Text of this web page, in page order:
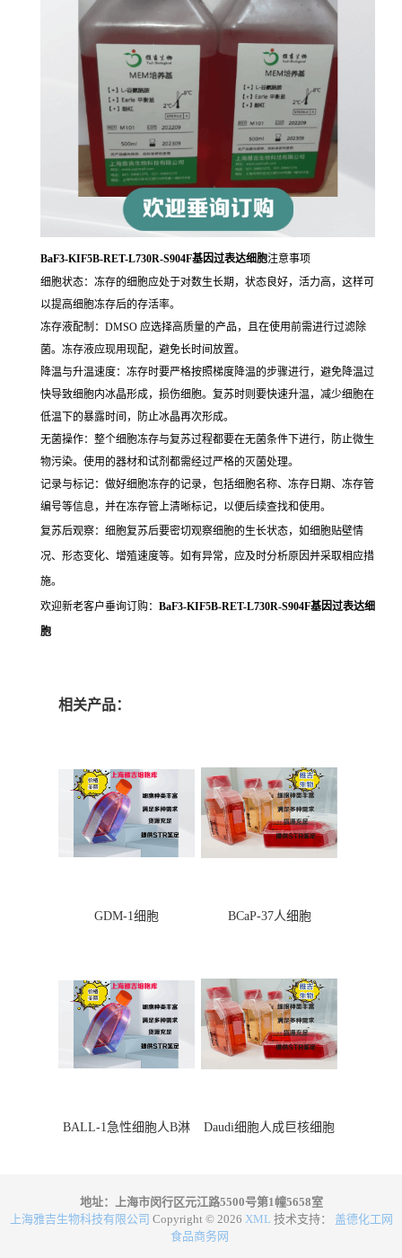
BaF3-KIF5B-RET-L730R-S904F基因过表达细胞注意事项
细胞状态：冻存的细胞应处于对数生长期，状态良好，活力高，这样可
以提高细胞冻存后的存活率。
冻存液配制：DMSO 应选择高质量的产品，且在使用前需进行过滤除
菌。冻存液应现用现配，避免长时间放置。
降温与升温速度：冻存时要严格按照梯度降温的步骤进行，避免降温过
快导致细胞内冰晶形成，损伤细胞。复苏时则要快速升温，减少细胞在
低温下的暴露时间，防止冰晶再次形成。
无菌操作：整个细胞冻存与复苏过程都要在无菌条件下进行，防止微生
物污染。使用的器材和试剂都需经过严格的灭菌处理。
记录与标记：做好细胞冻存的记录，包括细胞名称、冻存日期、冻存管
编号等信息，并在冻存管上清晰标记，以便后续查找和使用。
复苏后观察：细胞复苏后要密切观察细胞的生长状态，如细胞贴壁情
况、形态变化、增殖速度等。如有异常，应及时分析原因并采取相应措
施。
欢迎新老客户垂询订购： BaF3-KIF5B-RET-L730R-S904F基因过表达细
胞
相关产品：
GDM-1细胞 BCaP-37人细胞
BALL-1急性细胞人B淋
Daudi细胞人成巨核细胞
地址：上海市闵行区元江路5500号第1幢5658室
上海雅吉生物科技有限公司 Copyright © 2026 XML 技术支持： 盖德化工网
食品商务网